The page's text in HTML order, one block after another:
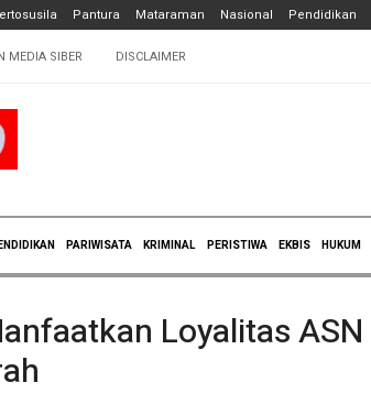
Pantura Mataraman Nasional Pendidikan
MEDIA SIBER DISCLAIMER
PARIWISATA KRIMINAL PERISTIWA EKBIS HUKUM
Loyalitas ASN